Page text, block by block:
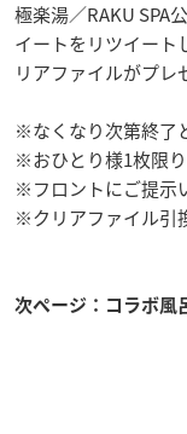
極楽湯／RAKU SPA
イートをリツイート
リアファイルがプレ
※なくなり次第終了
※おひとり様1枚限り
※フロントにご提示
※クリアファイル引
次ページ：コラボ風